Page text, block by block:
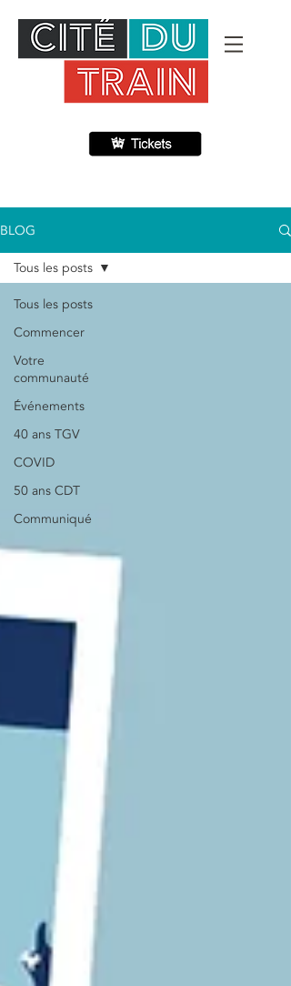
BLOG
Tous les posts
Commencer
Votre
communauté
Événements
40 ans TGV
COVID
50 ans CDT
Communiqué
Tous les posts